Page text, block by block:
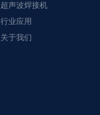
超声波焊接机
行业应用
关于我们